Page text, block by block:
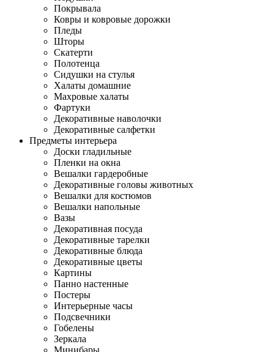
Покрывала
Ковры и ковровые дорожки
Пледы
Шторы
Скатерти
Полотенца
Сидушки на стулья
Халаты домашние
Махровые халаты
Фартуки
Декоративные наволочки
Декоративные салфетки
Предметы интерьера
Доски гладильные
Пленки на окна
Вешалки гардеробные
Декоративные головы животных
Вешалки для костюмов
Вешалки напольные
Вазы
Декоративная посуда
Декоративные тарелки
Декоративные блюда
Декоративные цветы
Картины
Панно настенные
Постеры
Интерьерные часы
Подсвечники
Гобелены
Зеркала
Минибары